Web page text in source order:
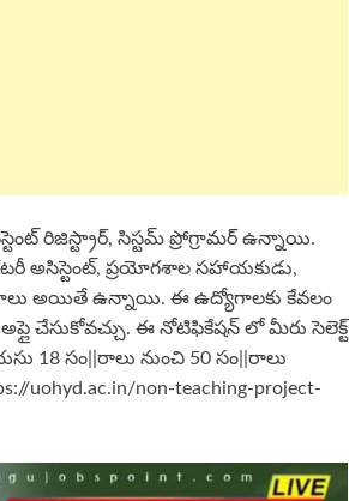
రిజిస్ట్రార్, సిస్టమ్ ప్రోగ్రామర్ ఉన్నాయి.
అసిస్టెంట్, ప్రయోగశాల సహాయకుడు,
అయితే ఉన్నాయి. ఈ ఉద్యోగాలకు కేవలం
అప్లై చేసుకోవచ్చు. ఈ నోటిఫికేషన్ లో మీరు సెలెక్ట్
18 సం||రాలు నుంచి 50 సం||రాలు
uohyd.ac.in/non-teaching-project-